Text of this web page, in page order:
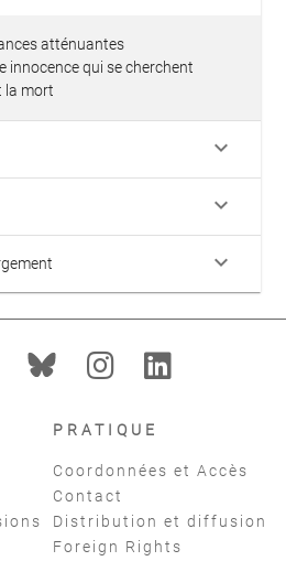
atténuantes
innocence qui se cherchent
la mort
keyboard_arrow_down
keyboard_arrow_down
keyboard_arrow_down
PRATIQUE
Coordonnées et Accès
Contact
Distribution et diffusion
Foreign Rights